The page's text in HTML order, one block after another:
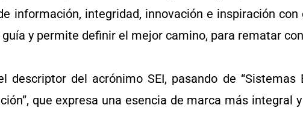
información, integridad, innovación e inspiración
y permite definir el mejor camino, para rematar
del acrónimo SEI, pasando de “Sistemas
que expresa una esencia de marca más integral